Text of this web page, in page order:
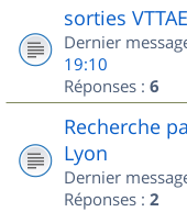
sorties
Dernier
19:10
Réponses : 6
Recherche
Lyon
Dernier
Réponses : 2